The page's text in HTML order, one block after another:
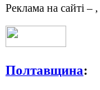
Реклама на сайті – ,
Полтавщина: